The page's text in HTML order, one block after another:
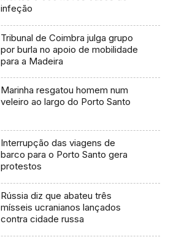
infeção
Tribunal de Coimbra julga grupo
por burla no apoio de mobilidade
para a Madeira
Marinha resgatou homem num
veleiro ao largo do Porto Santo
Interrupção das viagens de
barco para o Porto Santo gera
protestos
Rússia diz que abateu três
mísseis ucranianos lançados
contra cidade russa